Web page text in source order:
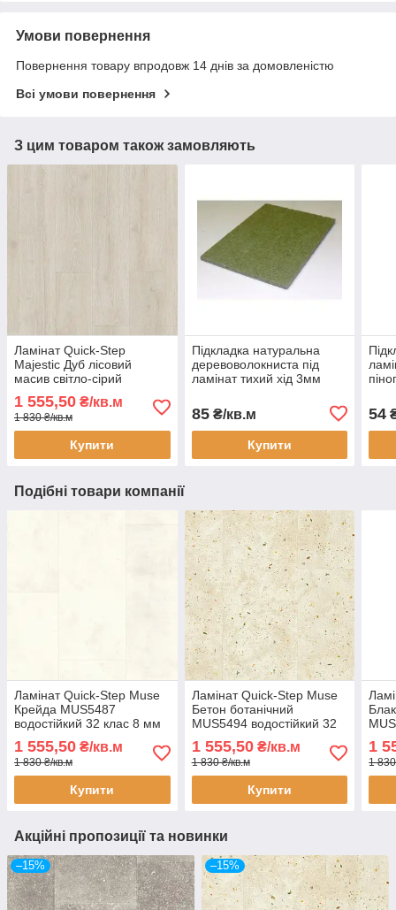
Умови повернення
Повернення товару впродовж 14 днів за домовленістю
Всі умови повернення
З цим товаром також замовляють
Ламінат Quick-Step
Majestic Дуб лісовий
масив світло-сірий
мм водостійкий широка
дошка з мікрофаскою
1 555,50 ₴/кв.м
1 830 ₴/кв.м
Купити
Підкладка натуральна
деревоволокниста під
ламінат тихий хід 3мм
85₴/кв.м
Купити
54
Подібні товари компанії
Ламінат Quick-Step Muse
Крейда MUS5487
водостійкий 32 клас 8 мм
під камінь з фаскою
1 555,50 ₴/кв.м
1 830 ₴/кв.м
Купити
Ламінат Quick-Step Muse
Бетон ботанічний
MUS5494 водостійкий 32
клас 8 мм під камінь з
фаскою
1 555,50₴/кв.м
1 830 ₴/кв.м
Купити
1
1
Акційні пропозиції та новинки
–15% –15%